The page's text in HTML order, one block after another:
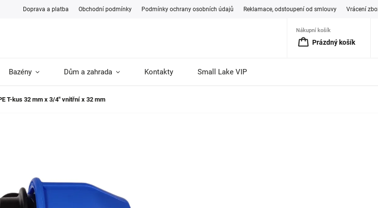
Doprava a platba Obchodní podmínky Podmínky ochrany osobních údajů Reklamace, odstoupení od smlouvy Vrácení
Nákupní košík
Prázdný košík
Bazény Dům a zahrada Kontakty Small Lake VIP
T-kus 32 mm x 3/4" vnitřní x 32 mm